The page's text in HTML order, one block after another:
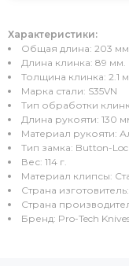
Характеристики:
Общая длина: 203 мм.
Длина клинка: 89 мм.
Толщина клинка: 2.1
Марка стали: S35VN
Тип обработки
Длина рукояти: 130
Материал рукояти:
Тип замка: Button-
Вес: 114 г.
Материал клипсы:
Страна
Страна
Бренд: Pro-Tech